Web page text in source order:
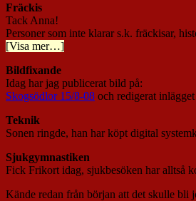
Fräckis
Tack Anna!
Personer som inte klarar s.k. fräckisar,
[Visa mer…]
Bildfixande
Idag har jag publicerat bild på:
Skogsödlor 15/8-08 och redigerat inlägget
Teknik
Sonen ringde, han har köpt digital
Sjukgymnastiken
Fick Frikort idag, sjukbesöken har alltså
Kände redan från början att det skulle bli